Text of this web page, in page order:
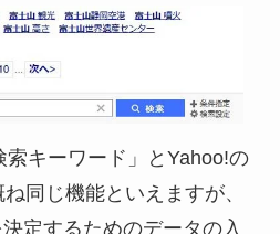
キーワード」とYahoo!の
同じ機能といえますが、
定するためのデータの入